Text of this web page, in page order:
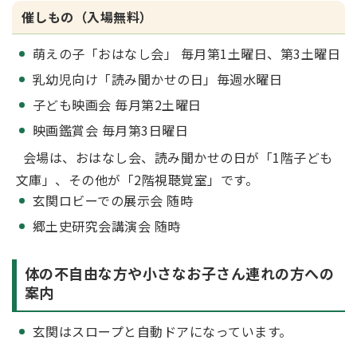
催しもの（入場無料）
萌えの子「おはなし会」 毎月第1土曜日、第3土曜日
乳幼児向け「読み聞かせの日」毎週水曜日
子ども映画会 毎月第2土曜日
映画鑑賞会 毎月第3日曜日
会場は、おはなし会、読み聞かせの日が「1階子ども
文庫」、その他が「2階視聴覚室」です。
玄関ロビーでの展示会 随時
郷土史研究会講演会 随時
体の不自由な方や小さなお子さん連れの方への
案内
玄関はスロープと自動ドアになっています。